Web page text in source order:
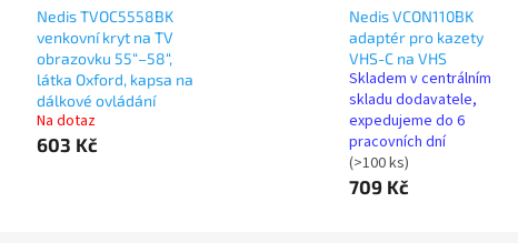
Nedis TVOC5558BK
venkovní kryt na TV
obrazovku 55“–58“,
látka Oxford, kapsa na
dálkové ovládání
Na dotaz
603 Kč
Nedis VCON110BK
adaptér pro kazety
VHS-C na VHS
Skladem v centrálním
skladu dodavatele,
expedujeme do 6
pracovních dní
(>100 ks)
709 Kč